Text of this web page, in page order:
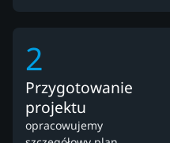
2
Przygotowanie
projektu
opracowujemy